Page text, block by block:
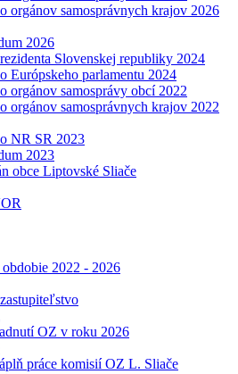
orgánov samosprávnych krajov 2026
2026
Slovenskej republiky 2024
Európskeho parlamentu 2024
orgánov samosprávy obcí 2022
orgánov samosprávnych krajov 2022
NR SR 2023
2023
obce Liptovské Sliače
2022 - 2026
OZ v roku 2026
práce komisií OZ L. Sliače